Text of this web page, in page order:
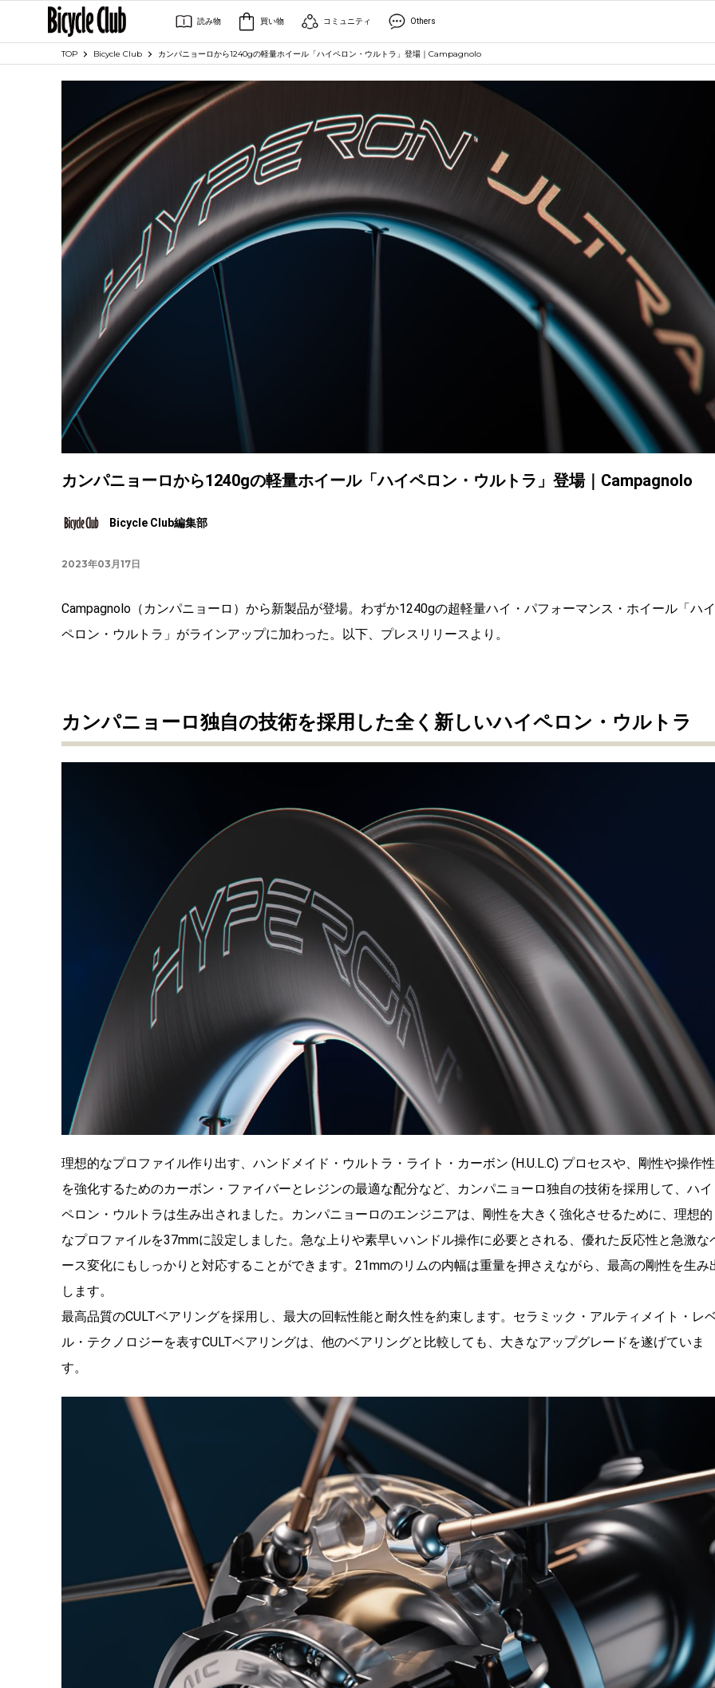
読み物 買い物 コミュニティ Others
TOP Bicycle Club カンパニョーロから1240gの軽量ホイール「ハイペロン・ウルトラ」登場｜Campagnolo
カンパニョーロから1240gの軽量ホイール「ハイペロン・ウルトラ」登場｜Campagnolo
Bicycle Club編集部
2023年03月17日
Campagnolo（カンパニョーロ）から新製品が登場。わずか1240gの超軽量ハイ・パフォーマンス・ホイール「ハイ
ペロン・ウルトラ」がラインアップに加わった。以下、プレスリリースより。
カンパニョーロ独自の技術を採用した全く新しいハイペロン・ウルトラ
理想的なプロファイル作り出す、ハンドメイド・ウルトラ・ライト・カーボン (H.U.L.C) プロセスや、剛性や操作性
を強化するためのカーボン・ファイバーとレジンの最適な配分など、カンパニョーロ独自の技術を採用して、ハイ
ペロン・ウルトラは生み出されました。カンパニョーロのエンジニアは、剛性を大きく強化させるために、理想的
なプロファイルを37mmに設定しました。急な上りや素早いハンドル操作に必要とされる、優れた反応性と急激な
ース変化にもしっかりと対応することができます。21mmのリムの内幅は重量を押さえながら、最高の剛性を生み
します。
最高品質のCULTベアリングを採用し、最大の回転性能と耐久性を約束します。セラミック・アルティメイト・レ
ル・テクノロジーを表すCULTベアリングは、他のベアリングと比較しても、大きなアップグレードを遂げていま
す。